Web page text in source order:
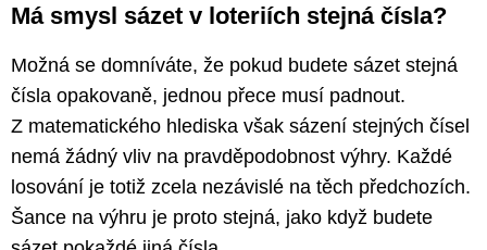
Má smysl sázet v loteriích stejná čísla?
Možná se domníváte, že pokud budete sázet stejná
čísla opakovaně, jednou přece musí padnout.
Z matematického hlediska však sázení stejných čísel
nemá žádný vliv na pravděpodobnost výhry. Každé
losování je totiž zcela nezávislé na těch předchozích.
Šance na výhru je proto stejná, jako když budete